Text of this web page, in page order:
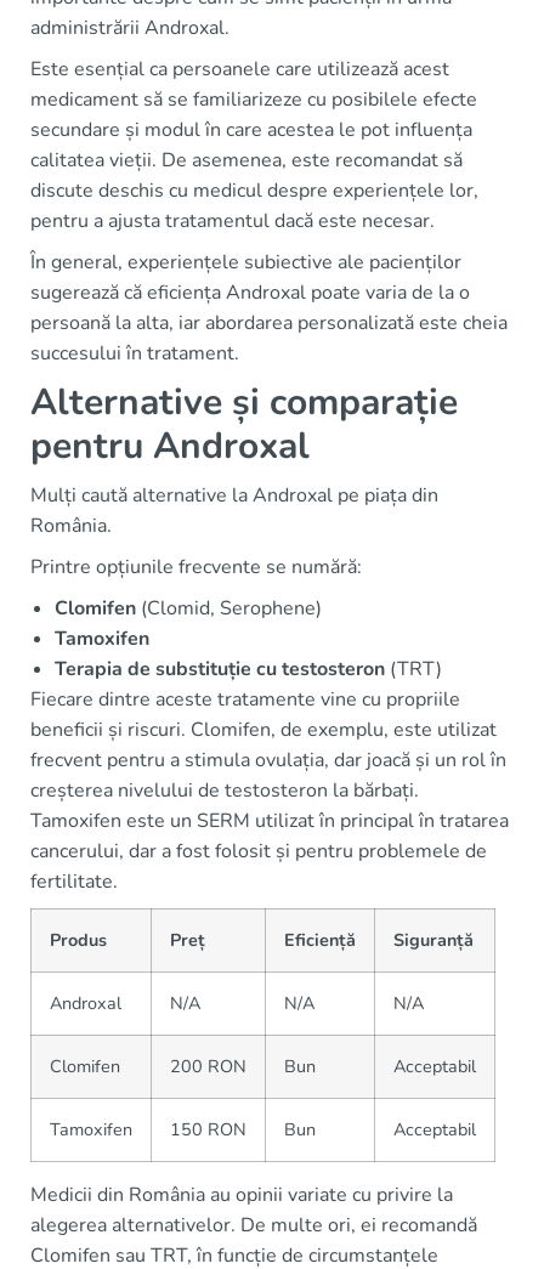
administrării Androxal.
Este esențial ca persoanele care utilizează acest
medicament să se familiarizeze cu posibilele efecte
secundare și modul în care acestea le pot influența
calitatea vieții. De asemenea, este recomandat să
discute deschis cu medicul despre experiențele lor,
pentru a ajusta tratamentul dacă este necesar.
În general, experiențele subiective ale pacienților
sugerează că eficiența Androxal poate varia de la o
persoană la alta, iar abordarea personalizată este cheia
succesului în tratament.
Alternative și comparație
pentru Androxal
Mulți caută alternative la Androxal pe piața din
România.
Printre opțiunile frecvente se numără:
Clomifen (Clomid, Serophene)
Tamoxifen
Terapia de substituție cu testosteron (TRT)
Fiecare dintre aceste tratamente vine cu propriile
beneficii și riscuri. Clomifen, de exemplu, este utilizat
frecvent pentru a stimula ovulația, dar joacă și un rol în
creșterea nivelului de testosteron la bărbați.
Tamoxifen este un SERM utilizat în principal în tratarea
cancerului, dar a fost folosit și pentru problemele de
fertilitate.
Produs Preț Eficiență Siguranță
Androxal N/A N/A N/A
Clomifen 200 RON Bun Acceptabil
Tamoxifen 150 RON Bun Acceptabil
Medicii din România au opinii variate cu privire la
alegerea alternativelor. De multe ori, ei recomandă
Clomifen sau TRT, în funcție de circumstanțele